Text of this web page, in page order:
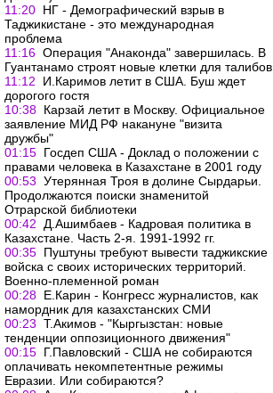
11:20 НГ - Демографический взрыв в
Таджикистане - это международная
проблема
11:16 Операция "Анаконда" завершилась. В
Гуантанамо строят новые клетки для талибов
11:12
И.Каримов летит в США. Буш ждет
дорогого гостя
10:38 Карзай летит в Москву. Официальное
заявление МИД РФ накануне "визита
дружбы"
01:15 Госдеп США - Доклад о положении с
правами человека в Казахстане в 2001 году
00:53 Утерянная Троя в долине Сырдарьи.
Продолжаются поиски знаменитой
Отрарской библиотеки
00:42
Д.Ашимбаев - Кадровая политика в
Казахстане. Часть 2-я. 1991-1992 гг.
00:35 Пуштуны требуют вывести таджикские
войска с своих исторических территорий.
Военно-племенной роман
00:28 Е.Карин - Конгресс журналистов, как
намордник для казахстанских СМИ
00:23 Т.Акимов - "Кыргызстан: новые
тенденции оппозиционного движения"
00:15 Г.Павловский - США не собираются
оплачивать некомпетентные режимы
Евразии. Или собираются?